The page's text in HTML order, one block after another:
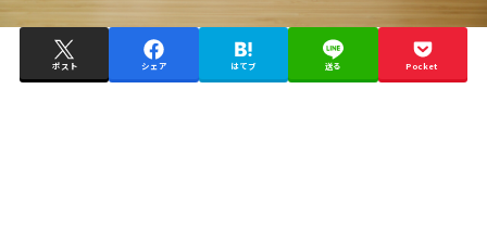
ポスト シェア はてブ 送る Pocket